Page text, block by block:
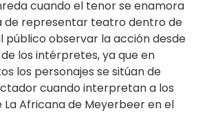
cuando el tenor se enamora
de representar teatro dentro de
observar la acción desde
los intérpretes, ya que en
los personajes se sitúan de
cuando interpretan a los
Africana de Meyerbeer en el